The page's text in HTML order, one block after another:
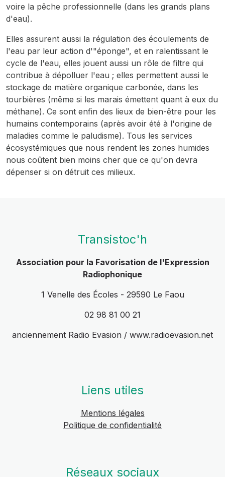
voire la pêche professionnelle (dans les grands plans
d'eau).
Elles assurent aussi la régulation des écoulements de
l'eau par leur action d'"éponge", et en ralentissant le
cycle de l'eau, elles jouent aussi un rôle de filtre qui
contribue à dépolluer l'eau ; elles permettent aussi le
stockage de matière organique carbonée, dans les
tourbières (même si les marais émettent quant à eux du
méthane). Ce sont enfin des lieux de bien-être pour les
humains contemporains (après avoir été à l'origine de
maladies comme le paludisme). Tous les services
écosystémiques que nous rendent les zones humides
nous coûtent bien moins cher que ce qu'on devra
dépenser si on détruit ces milieux.
Transistoc'h
Association pour la Favorisation de l'Expression
Radiophonique
1 Venelle des Écoles - 29590 Le Faou
02 98 81 00 21
anciennement Radio Evasion / www.radioevasion.net
Liens utiles
Mentions légales
Politique de confidentialité
Réseaux sociaux